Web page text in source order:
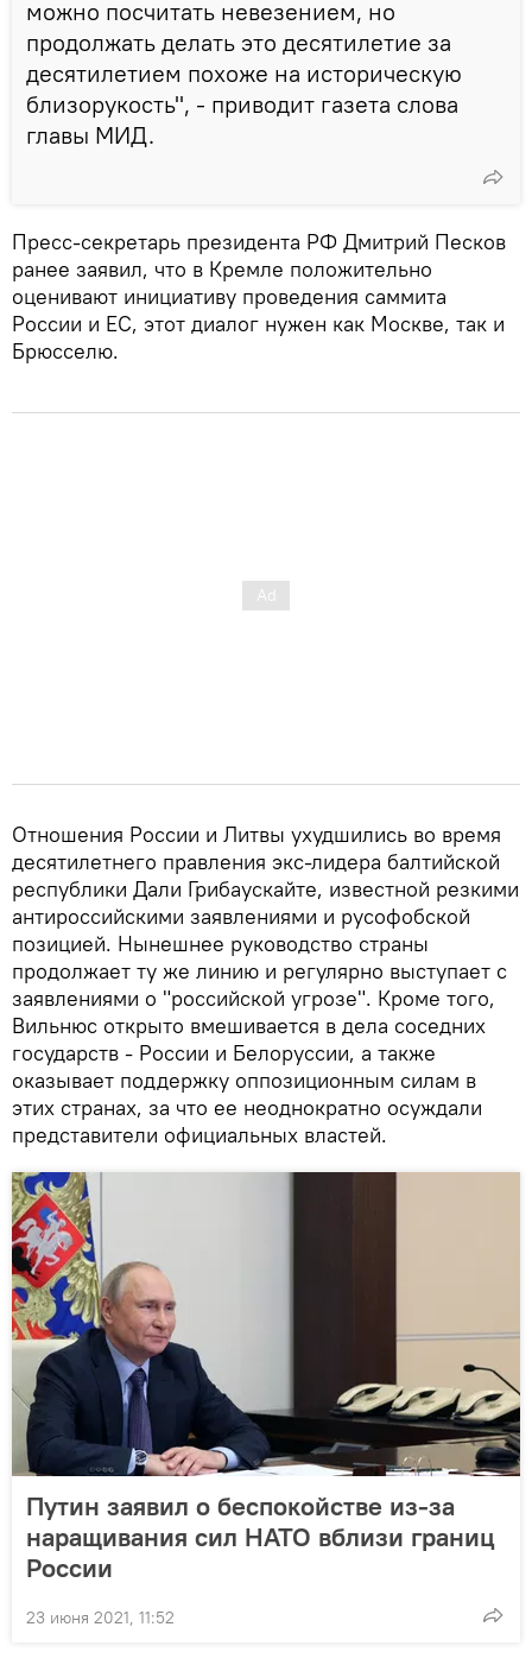
можно посчитать невезением, но
продолжать делать это десятилетие за
десятилетием похоже на историческую
близорукость", - приводит газета слова
главы МИД.
Пресс-секретарь президента РФ Дмитрий Песков
ранее заявил, что в Кремле положительно
оценивают инициативу проведения саммита
России и ЕС, этот диалог нужен как Москве, так и
Брюсселю.
Отношения России и Литвы ухудшились во время
десятилетнего правления экс-лидера балтийской
республики Дали Грибаускайте, известной резкими
антироссийскими заявлениями и русофобской
позицией. Нынешнее руководство страны
продолжает ту же линию и регулярно выступает с
заявлениями о "российской угрозе". Кроме того,
Вильнюс открыто вмешивается в дела соседних
государств - России и Белоруссии, а также
оказывает поддержку оппозиционным силам в
этих странах, за что ее неоднократно осуждали
представители официальных властей.
Путин заявил о беспокойстве из-за
наращивания сил НАТО вблизи границ
России
23 июня 2021, 11:52